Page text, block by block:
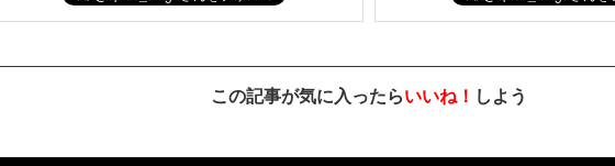
この記事が気に入ったらいいね！ しよう